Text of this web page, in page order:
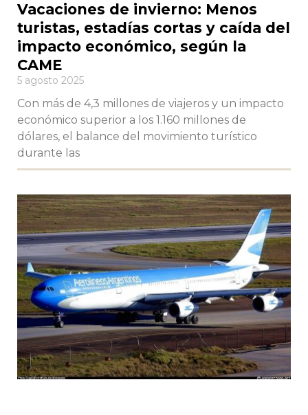
Vacaciones de invierno: Menos
turistas, estadías cortas y caída del
impacto económico, según la
CAME
5 agosto 2025
Con más de 4,3 millones de viajeros y un impacto
económico superior a los 1.160 millones de
dólares, el balance del movimiento turístico
durante las